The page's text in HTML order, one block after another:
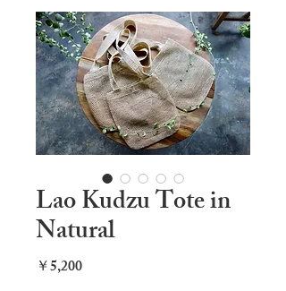
Lao Kudzu Tote in
Natural
￥5,200価